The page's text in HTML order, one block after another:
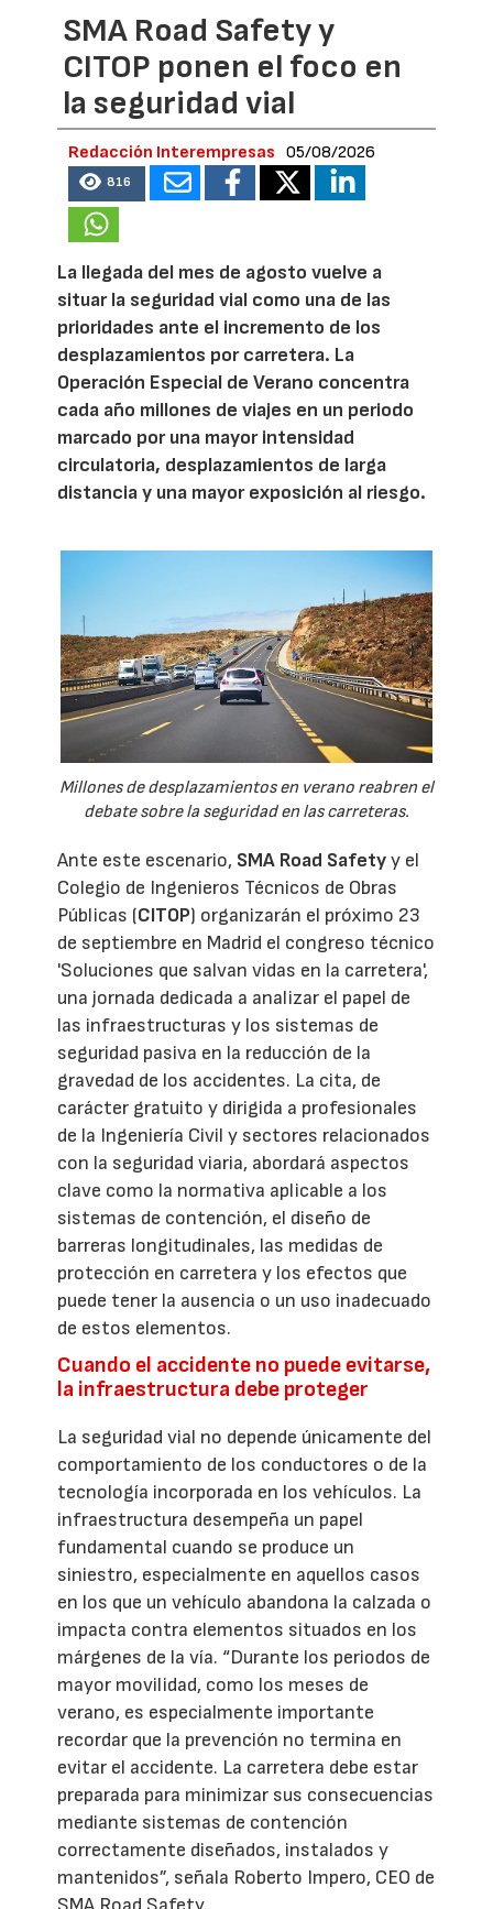
SMA Road Safety y
CITOP ponen el foco en
la seguridad vial
Redacción Interempresas 05/08/2026
816
La llegada del mes de agosto vuelve a
situar la seguridad vial como una de las
prioridades ante el incremento de los
desplazamientos por carretera. La
Operación Especial de Verano concentra
cada año millones de viajes en un periodo
marcado por una mayor intensidad
circulatoria, desplazamientos de larga
distancia y una mayor exposición al riesgo.
Millones de desplazamientos en verano reabren el
debate sobre la seguridad en las carreteras.
Ante este escenario, SMA Road Safetyy el
Colegio de Ingenieros Técnicos de Obras
Públicas (CITOP) organizarán el próximo 23
de septiembre en Madrid el congreso técnico
'Soluciones que salvan vidas en la carretera',
una jornada dedicada a analizar el papel de
las infraestructuras y los sistemas de
seguridad pasiva en la reducción de la
gravedad de los accidentes. La cita, de
carácter gratuito y dirigida a profesionales
de la Ingeniería Civil y sectores relacionados
con la seguridad viaria, abordará aspectos
clave como la normativa aplicable a los
sistemas de contención, el diseño de
barreras longitudinales, las medidas de
protección en carretera y los efectos que
puede tener la ausencia o un uso inadecuado
de estos elementos.
Cuando el accidente no puede evitarse,
la infraestructura debe proteger
La seguridad vial no depende únicamente del
comportamiento de los conductores o de la
tecnología incorporada en los vehículos. La
infraestructura desempeña un papel
fundamental cuando se produce un
siniestro, especialmente en aquellos casos
en los que un vehículo abandona la calzada o
impacta contra elementos situados en los
márgenes de la vía. “Durante los periodos de
mayor movilidad, como los meses de
verano, es especialmente importante
recordar que la prevención no termina en
evitar el accidente. La carretera debe estar
preparada para minimizar sus consecuencias
mediante sistemas de contención
correctamente diseñados, instalados y
mantenidos”, señala Roberto Impero, CEO de